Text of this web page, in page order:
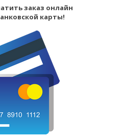
заказ онлайн
карты!